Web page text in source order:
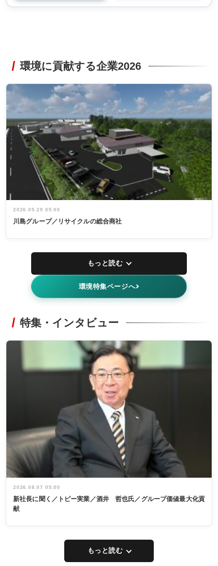
環境に貢献する企業2026
2026.05.29 05:00
川島グループ／リサイクルの総合商社
もっと読む
環境特集ページへ
特集・インタビュー
2026.08.07 05:00
新社長に聞く／トピー実業／酒井 哲也氏／グループ価値最大化貢
献
もっと読む